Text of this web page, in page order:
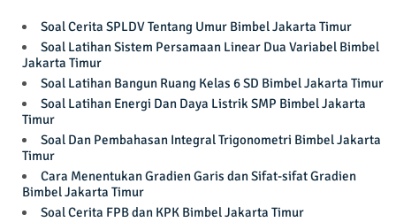
Soal Cerita SPLDV Tentang Umur Bimbel Jakarta Timur
Soal Latihan Sistem Persamaan Linear Dua Variabel Bimbel
Jakarta Timur
Soal Latihan Bangun Ruang Kelas 6 SD Bimbel Jakarta Timur
Soal Latihan Energi Dan Daya Listrik SMP Bimbel Jakarta
Timur
Soal Dan Pembahasan Integral Trigonometri Bimbel Jakarta
Timur
Cara Menentukan Gradien Garis dan Sifat-sifat Gradien
Bimbel Jakarta Timur
Soal Cerita FPB dan KPK Bimbel Jakarta Timur